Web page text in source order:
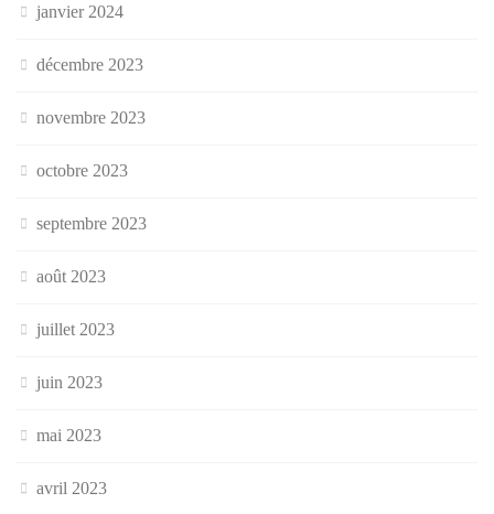
janvier 2024
décembre 2023
novembre 2023
octobre 2023
septembre 2023
août 2023
juillet 2023
juin 2023
mai 2023
avril 2023